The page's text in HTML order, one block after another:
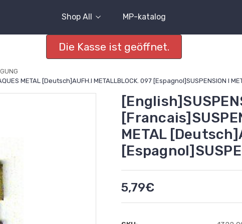
Shop All MP-katalog
Die Kasse ist geöffnet.
METAL [Deutsch]AUFH.I METALLBLOCK. 097 [Espagnol]SUSPENSION I
METAL
5,79€